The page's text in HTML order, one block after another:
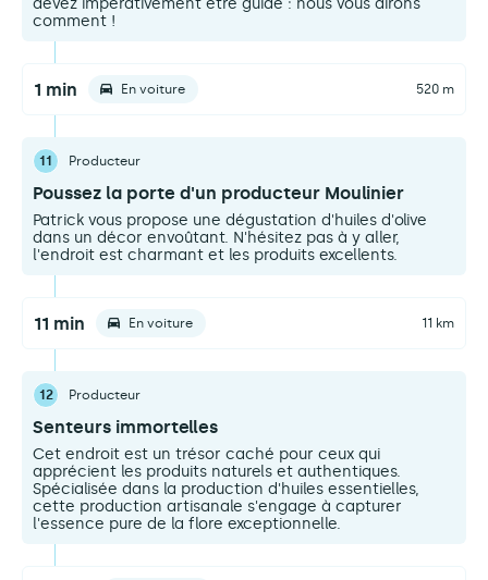
devez impérativement être guidé : nous vous dirons
comment !
1 min En voiture 520 m
11 Producteur
Poussez la porte d'un producteur Moulinier
Patrick vous propose une dégustation d'huiles d'olive
dans un décor envoûtant. N'hésitez pas à y aller,
l'endroit est charmant et les produits excellents.
11 min En voiture 11 km
12 Producteur
Senteurs immortelles
Cet endroit est un trésor caché pour ceux qui
apprécient les produits naturels et authentiques.
Spécialisée dans la production d'huiles essentielles,
cette production artisanale s'engage à capturer
l'essence pure de la flore exceptionnelle.